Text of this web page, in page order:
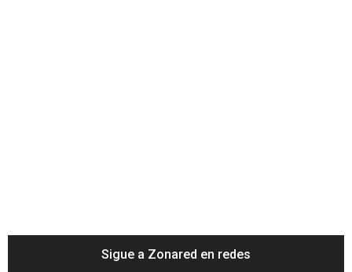
Sigue a Zonared en redes